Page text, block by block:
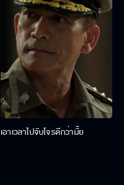
เอาเวลาไปจับโจรดีกว่ามั้ย